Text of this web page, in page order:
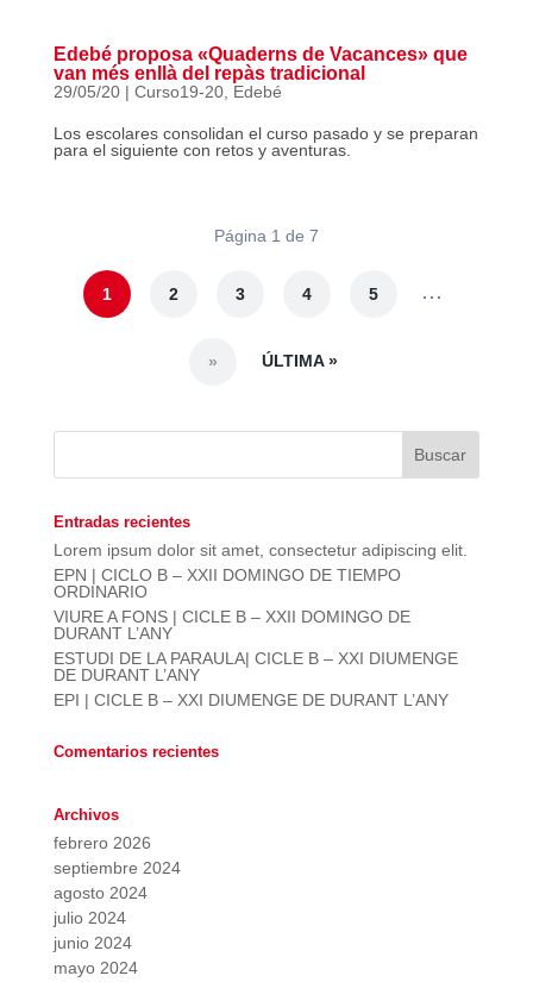
Edebé proposa «Quaderns de Vacances» que
van més enllà del repàs tradicional
29/05/20| Curso19-20, Edebé
Los escolares consolidan el curso pasado y se preparan
para el siguiente con retos y aventuras.
Página 1 de 7
1 2 3 4 5 ...
» ÚLTIMA »
Entradas recientes
Lorem ipsum dolor sit amet, consectetur adipiscing elit.
EPN | CICLO B – XXII DOMINGO DE TIEMPO
ORDINARIO
VIURE A FONS | CICLE B – XXII DOMINGO DE
DURANT L’ANY
ESTUDI DE LA PARAULA| CICLE B – XXI DIUMENGE
DE DURANT L’ANY
EPI | CICLE B – XXI DIUMENGE DE DURANT L’ANY
Comentarios recientes
Archivos
febrero 2026
septiembre 2024
agosto 2024
julio 2024
junio 2024
mayo 2024